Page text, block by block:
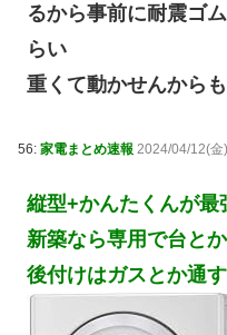
るから事前に耐震ゴ
らい
重くて動かせんから
56: 家電まとめ速報 2024/04/12(金
縦型+かんたくんが最
新築なら専用で台と
後付けはガスとか通